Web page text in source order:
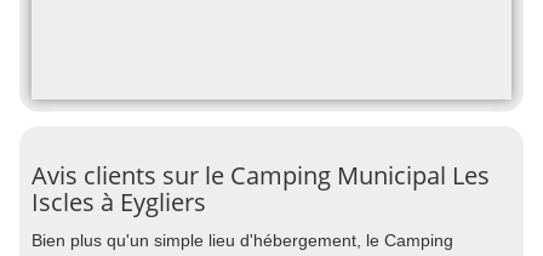
Avis clients sur le Camping Municipal Les
Iscles à Eygliers
Bien plus qu'un simple lieu d'hébergement, le Camping